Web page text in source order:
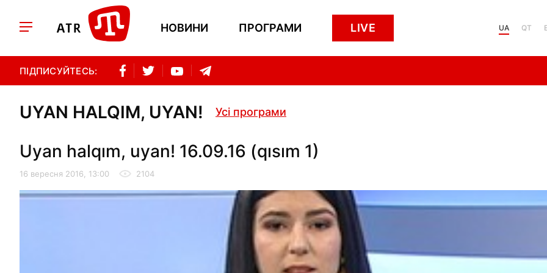
НОВИНИ ПРОГРАМИ LIVE UA QT
ПІДПИСУЙТЕСЬ:
UYAN HALQIM, UYAN! Усі програми
Uyan halqım, uyan! 16.09.16 (qısım 1)
16 вересня 2016, 13:00 2104